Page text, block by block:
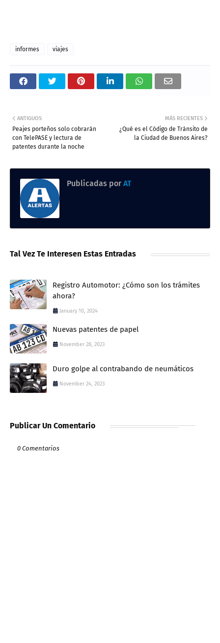
informes viajes
MÁS RECIENTES
¿Qué es el Código de Tránsito de
la Ciudad de Buenos Aires?
ANTIGUOS
Peajes porteños solo cobrarán
con TelePASE y lectura de
patentes durante la noche
Publicadas por AT
Tal Vez Te Interesen Estas Entradas
Registro Automotor: ¿Cómo son los trámites
ahora?
January 10, 2024
Nuevas patentes de papel
November 28, 2023
Duro golpe al contrabando de neumáticos
November 24, 2023
Publicar Un Comentario
0 Comentarios